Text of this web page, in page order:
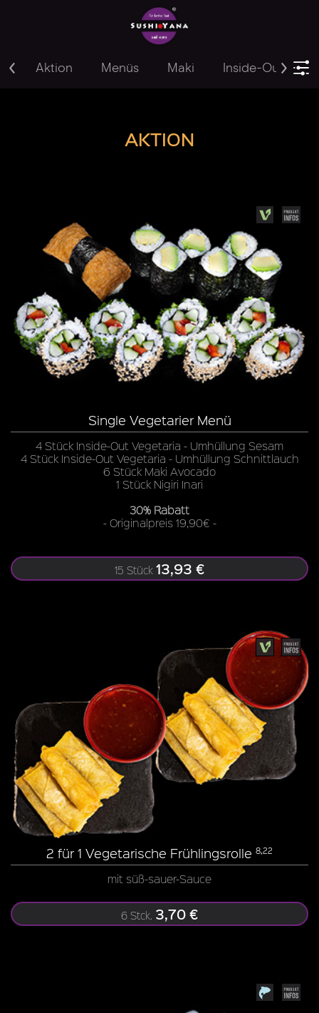
Aktion Menüs Maki Inside-Out
AKTION
Single Vegetarier Menü
4 Stück Inside-Out Vegetaria - Umhüllung Sesam
4 Stück Inside-Out Vegetaria - Umhüllung Schnittlauch
6 Stück Maki Avocado
1 Stück Nigiri Inari
30% Rabatt
- Originalpreis 19,90€ -
15 Stück 13,93 €
2 für 1 Vegetarische Frühlingsrolle 8,22
mit süß-sauer-Sauce
6 Stck. 3,70 €